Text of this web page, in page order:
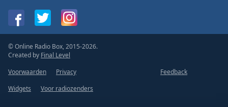
© Online Radio Box, 2015-2026.
Created by Final Level
Voorwaarden
Privacy
Feedback
Widgets
Voor radiozenders